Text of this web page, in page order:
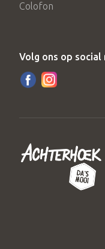
Colofon
Volg ons op social